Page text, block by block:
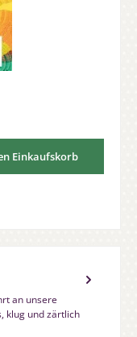
Einkaufskorb
an unsere
klug und zärtlich